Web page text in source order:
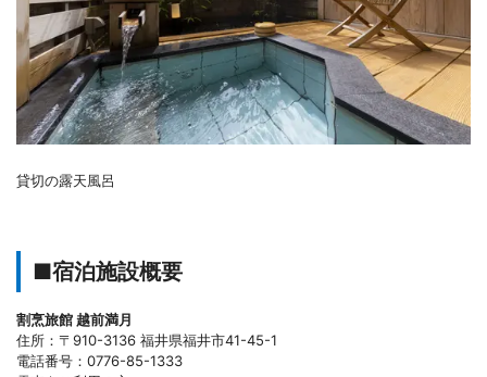
貸切の露天風呂
■宿泊施設概要
割烹旅館 越前満月
住所：〒910-3136 福井県福井市41-45-1
電話番号：0776-85-1333